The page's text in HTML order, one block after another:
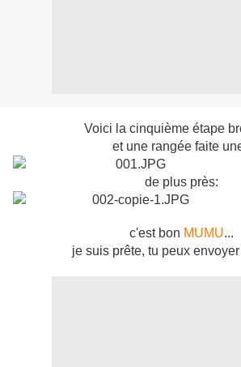
Voici la cinquième étape
et une rangée faite
de plus près:
c'est bon MUMU...
je suis prête, tu peux